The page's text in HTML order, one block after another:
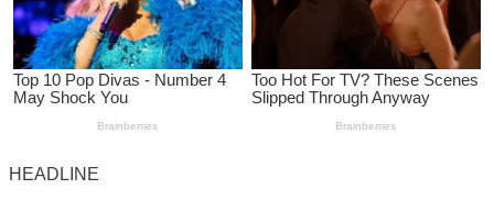
HEADLINE